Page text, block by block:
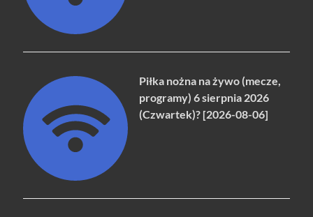
Piłka nożna na żywo (mecze,
programy) 6 sierpnia 2026
(Czwartek)? [2026-08-06]